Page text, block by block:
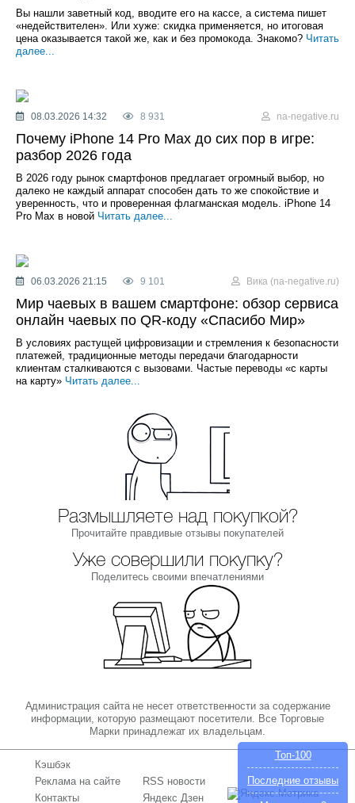
Вы нашли заветный код, вводите его на кассе, а система пишет
«недействителен». Или хуже: скидка применяется, но итоговая
цена оказывается такой же, как и без промокода. Знакомо? Читать
далее...
08.03.2026 14:32 8 931 na-negative.ru
Почему iPhone 14 Pro Max до сих пор в игре:
разбор 2026 года
В 2026 году рынок смартфонов предлагает огромный выбор, но
далеко не каждый аппарат способен дать то же спокойствие и
уверенность, что и проверенная флагманская модель. iPhone 14
Pro Max в новой Читать далее...
06.03.2026 21:15 9 101 Вика (na-negative.ru)
Мир чаевых в вашем смартфоне: обзор сервиса
онлайн чаевых по QR-коду «Спасибо Мир»
В условиях растущей цифровизации и стремления к безопасности
платежей, традиционные методы передачи благодарности
клиентам сталкиваются с вызовами. Частые переводы «с карты
на карту» Читать далее...
Размышляете над покупкой?
Прочитайте правдивые отзывы покупателей
Уже совершили покупку?
Поделитесь своими впечатлениями
Администрация сайта не несет ответственности за содержание
информации, которую размещают посетители. Все Торговые
Марки принадлежат их владельцам.
Кэшбэк
Реклама на сайте
Контакты
RSS новости
Яндекс Дзен
Топ-100
Последние отзывы